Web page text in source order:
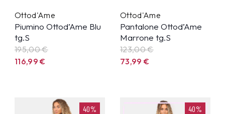
Ottod'Ame
Piumino Ottod’Ame Blu
tg.S
195,00 €
116,99€
Ottod'Ame
Pantalone Ottod’Ame
Marrone tg.S
123,00 €
73,99€
40% 40%